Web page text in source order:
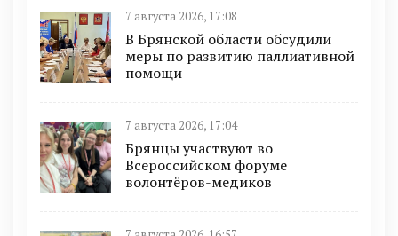
7 августа 2026, 17:08
В Брянской области обсудили
меры по развитию паллиативной
помощи
7 августа 2026, 17:04
Брянцы участвуют во
Всероссийском форуме
волонтёров-медиков